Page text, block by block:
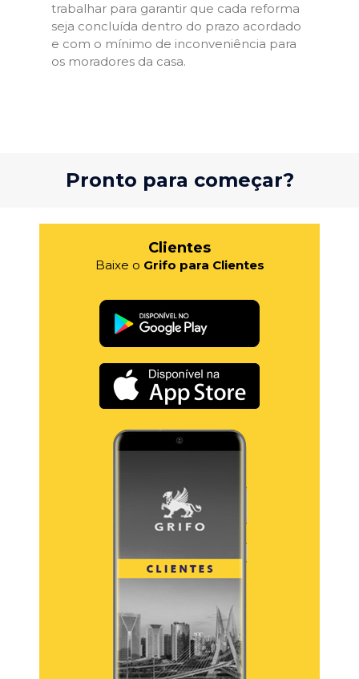
trabalhar para garantir que cada reforma
seja concluída dentro do prazo acordado
e com o mínimo de inconveniência para
os moradores da casa.
Pronto para começar?
Clientes
Baixe o Grifo para Clientes